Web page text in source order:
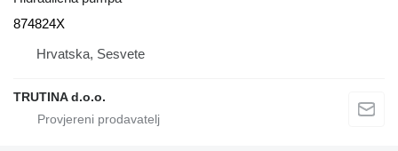
874824X
Hrvatska, Sesvete
TRUTINA d.o.o.